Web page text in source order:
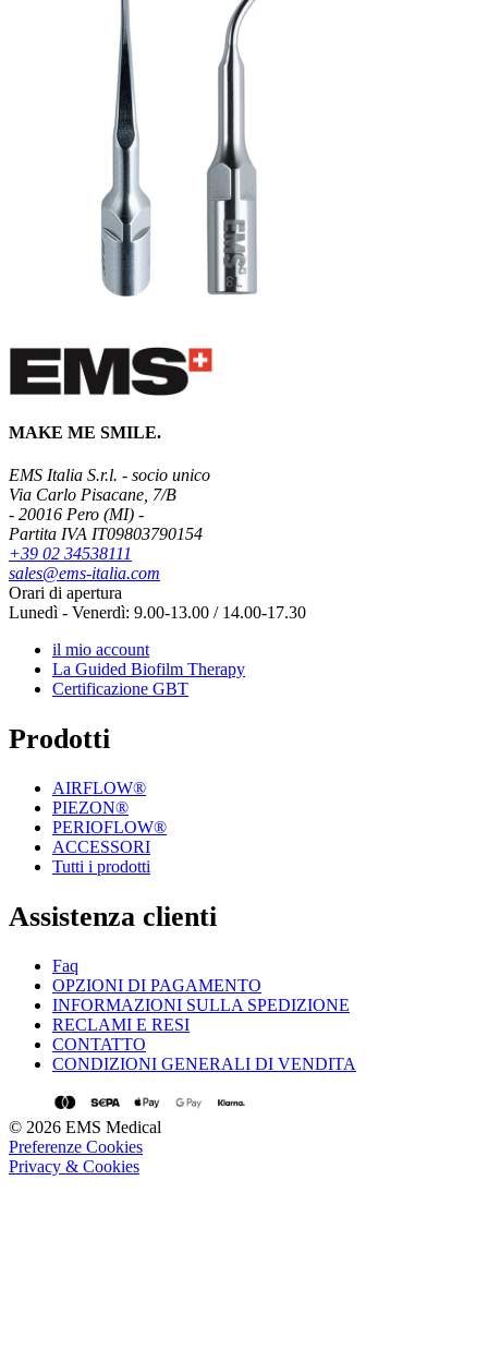
MAKE ME SMILE.
EMS Italia S.r.l. - socio unico
Via Carlo Pisacane, 7/B
- 20016 Pero (MI) -
Partita IVA IT09803790154
+39 02 34538111
sales@ems-italia.com
Orari di apertura
Lunedì - Venerdì: 9.00-13.00 / 14.00-17.30
il mio account
La Guided Biofilm Therapy
Certificazione GBT
Prodotti
AIRFLOW®
PIEZON®
PERIOFLOW®
ACCESSORI
Tutti i prodotti
Assistenza clienti
Faq
OPZIONI DI PAGAMENTO
INFORMAZIONI SULLA SPEDIZIONE
RECLAMI E RESI
CONTATTO
CONDIZIONI GENERALI DI VENDITA
© 2026 EMS Medical
Preferenze Cookies
Privacy & Cookies